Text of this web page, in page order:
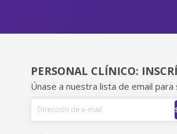
PERSONAL CLÍNICO:
Únase a nuestra lista de email